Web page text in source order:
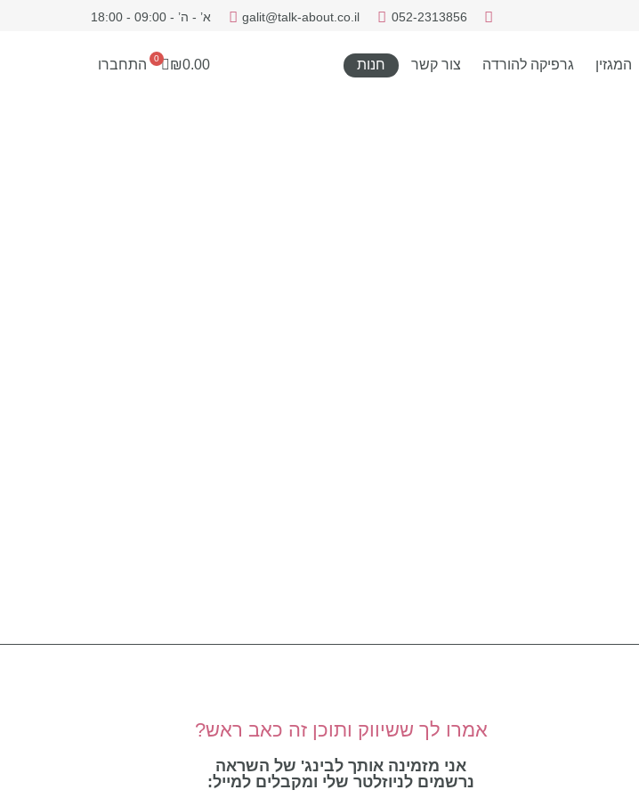
052-2313856
galit@talk-about.co.il א’ - ה’ - 09:00 - 18:00
המגזין גרפיקה להורדה צור קשר חנות ₪0.00
0 התחברו
אמרו לך ששיווק ותוכן זה כאב ראש?
אני מזמינה אותך לבינג' של השראה
נרשמים לניוזלטר שלי ומקבלים למייל: